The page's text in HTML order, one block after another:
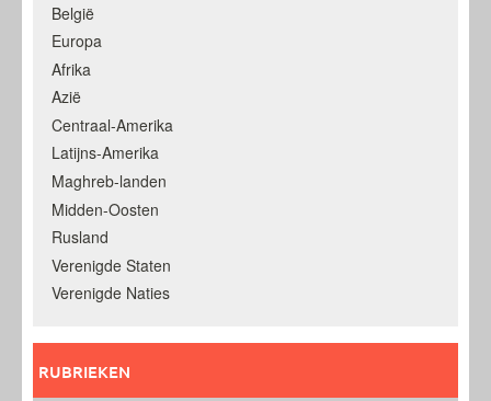
België
Europa
Afrika
Azië
Centraal-Amerika
Latijns-Amerika
Maghreb-landen
Midden-Oosten
Rusland
Verenigde Staten
Verenigde Naties
RUBRIEKEN